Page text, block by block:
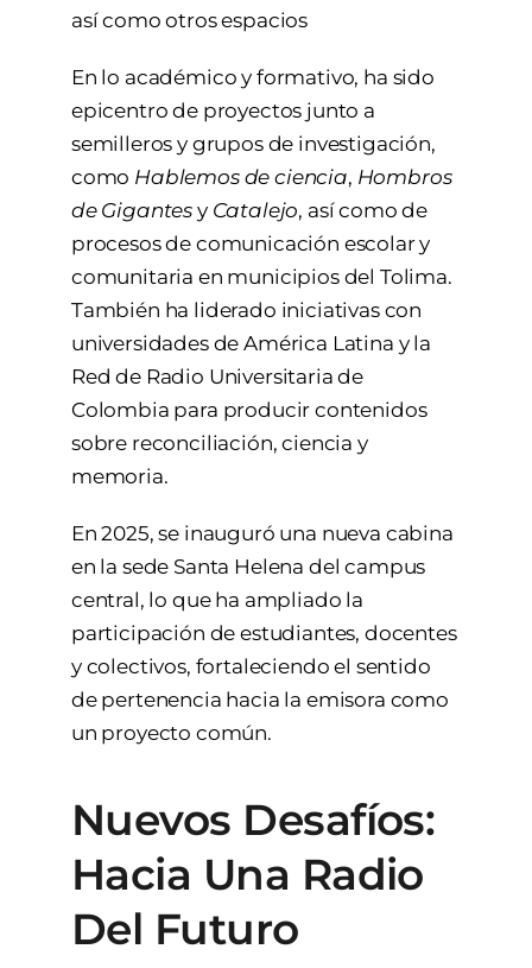
así como otros espacios
En lo académico y formativo, ha sido
epicentro de proyectos junto a
semilleros y grupos de investigación,
como Hablemos de ciencia, Hombros
de Gigantes y Catalejo, así como de
procesos de comunicación escolar y
comunitaria en municipios del Tolima.
También ha liderado iniciativas con
universidades de América Latina y la
Red de Radio Universitaria de
Colombia para producir contenidos
sobre reconciliación, ciencia y
memoria.
En 2025, se inauguró una nueva cabina
en la sede Santa Helena del campus
central, lo que ha ampliado la
participación de estudiantes, docentes
y colectivos, fortaleciendo el sentido
de pertenencia hacia la emisora como
un proyecto común.
Nuevos Desafíos:
Hacia Una Radio
Del Futuro